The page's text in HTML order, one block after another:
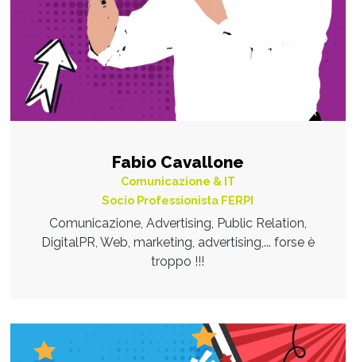
Fabio Cavallone
Comunicazione & IT
Socio Professionista FERPI
Comunicazione, Advertising, Public Relation,
DigitalPR, Web, marketing, advertising,... forse è
troppo !!!